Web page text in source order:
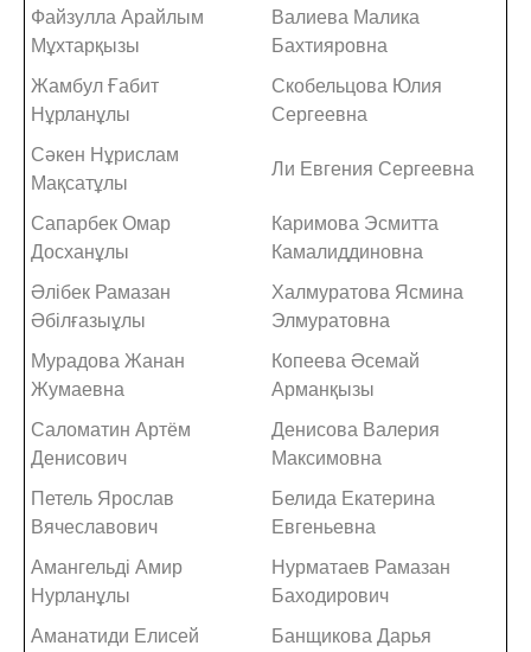
Файзулла Арайлым
Мұхтарқызы
Валиева Малика
Бахтияровна
Жамбул Ғабит
Нұрланұлы
Скобельцова Юлия
Сергеевна
Сәкен Нұрислам
Мақсатұлы
Ли Евгения Сергеевна
Сапарбек Омар
Досханұлы
Каримова Эсмитта
Камалиддиновна
Әлібек Рамазан
Әбілғазыұлы
Халмуратова Ясмина
Элмуратовна
Мурадова Жанан
Жумаевна
Копеева Әсемай
Арманқызы
Саломатин Артём
Денисович
Денисова Валерия
Максимовна
Петель Ярослав
Вячеславович
Белида Екатерина
Евгеньевна
Амангельді Амир
Нурланұлы
Нурматаев Рамазан
Баходирович
Аманатиди Елисей
Банщикова Дарья